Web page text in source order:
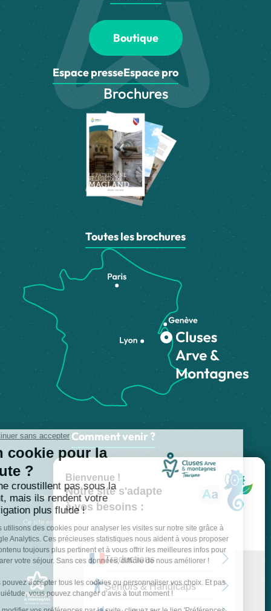
Boutique
Espace presseEspace pro
Brochures
Toutes les brochures
Comment venir ?
Made with IRIS Interactive
Mentions légales - Politique de confidentialité Plan du site
Accessibilité numérique -
Ce site est protégé par reCAPTCHA. Les
conditions d'utilisation
de Google s'appliquent.